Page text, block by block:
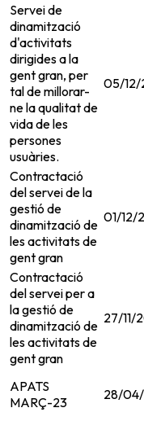
Servei de
dinamització
d'activitats
dirigides a la
gent gran, per
tal de millorar-
ne la qualitat de
vida de les
persones
usuàries.
05/
Contractació
del servei de la
gestió de
dinamització de
les activitats de
gent gran
01/12/
Contractació
del servei per a
la gestió de
dinamització de
les activitats de
gent gran
27/11/
APATS
MARÇ-23
28/